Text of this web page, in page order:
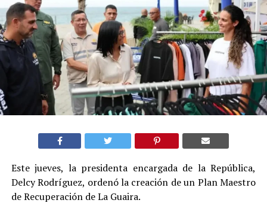
Este jueves, la presidenta encargada de la República,
Delcy Rodríguez, ordenó la creación de un Plan Maestro
de Recuperación de La Guaira.